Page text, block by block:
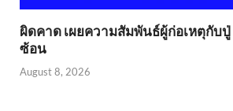
ผิดคาด เผยความสัมพันธ์ผู้ก่อเหตุกับปู่
ซ้อน
August 8, 2026